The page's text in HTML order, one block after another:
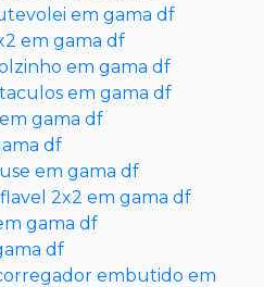
em gama df
em gama df
em gama df
em gama df
gama df
df
em gama df
2x2 em gama df
gama df
df
embutido em